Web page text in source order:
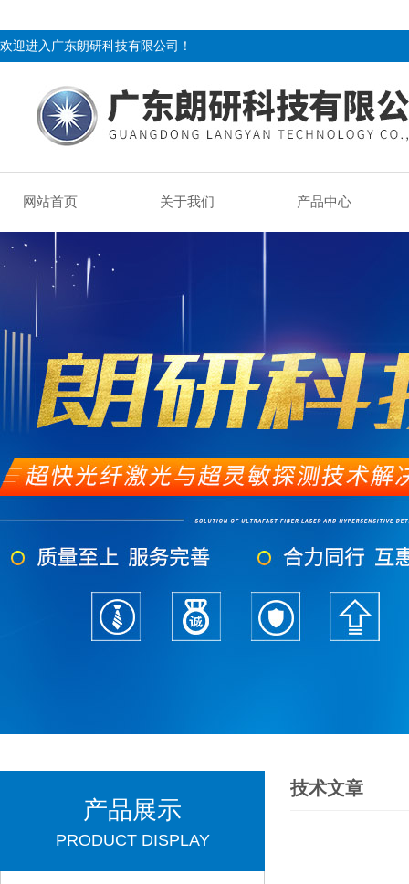
欢迎进入广东朗研科技有限公司！
网站首页 关于我们 产品中心
技术文章
产品展示
PRODUCT DISPLAY